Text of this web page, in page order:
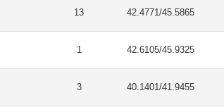
13 42.4771/45.5865
1 42.6105/45.9325
3 40.1401/41.9455